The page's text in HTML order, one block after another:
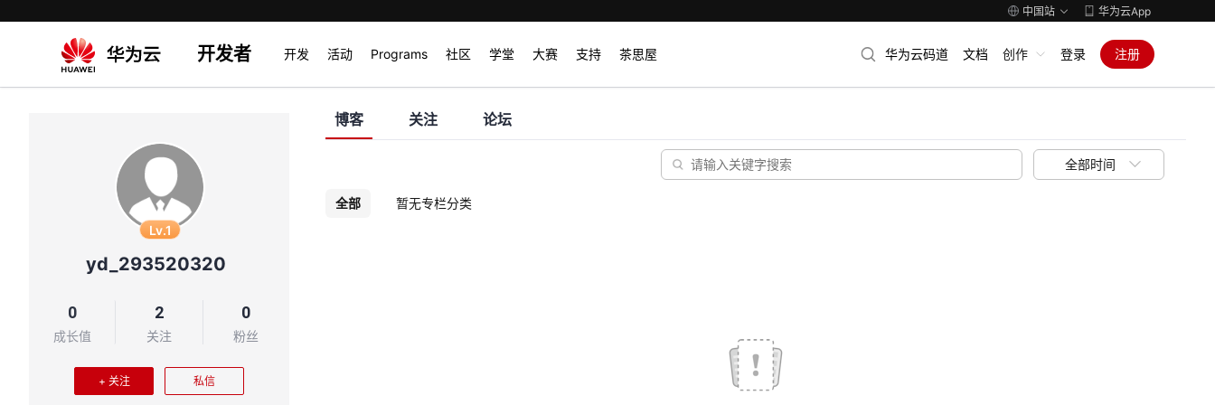
中国站 华为云App
开发者 开发 活动 Programs 社区 学堂 大赛 支持 茶思屋 华为云码道 文档 创作 登录 注册
Lv.1
yd_293520320
0
成长值
2
关注
0
粉丝
+ 关注 私信
博客 关注 论坛
全部时间
全部 暂无专栏分类